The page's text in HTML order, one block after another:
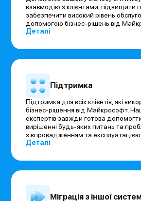
взаємодію з клієнтами, підвищити
забезпечити високий рівень
допомогою бізнес-рішень від
Деталі
Підтримка
Підтримка для всіх клієнтів, які
бізнес-рішення від Майкрософт.
експертів завжди готова
вирішенні будь-яких питань та
з впровадженням та
Деталі
Міграція з іншої